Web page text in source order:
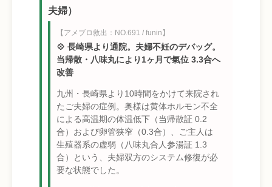
夫婦）
【アメブロ救出：NO.691 / funin】
💠 長崎県より通院。夫婦不妊のデバッグ。
当帰散・八味丸により1ヶ月で氣位 3.3合へ
改善
九州・長崎県より10時間をかけて来院され
たご夫婦の症例。奥様は黄体ホルモン不全
による高温期の体温低下（当帰散証 0.2
合）および卵管狭窄（0.3合）、ご主人は
生殖器系の虚弱（八味丸合人参湯証 1.3
合）という、夫婦双方のシステム修復が必
要な状態でした。